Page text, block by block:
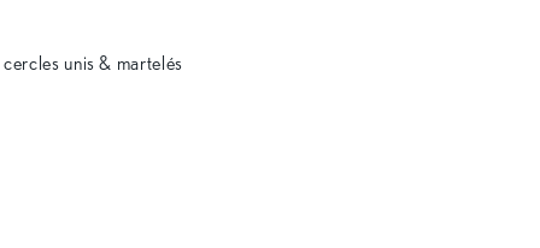
unis & martelés